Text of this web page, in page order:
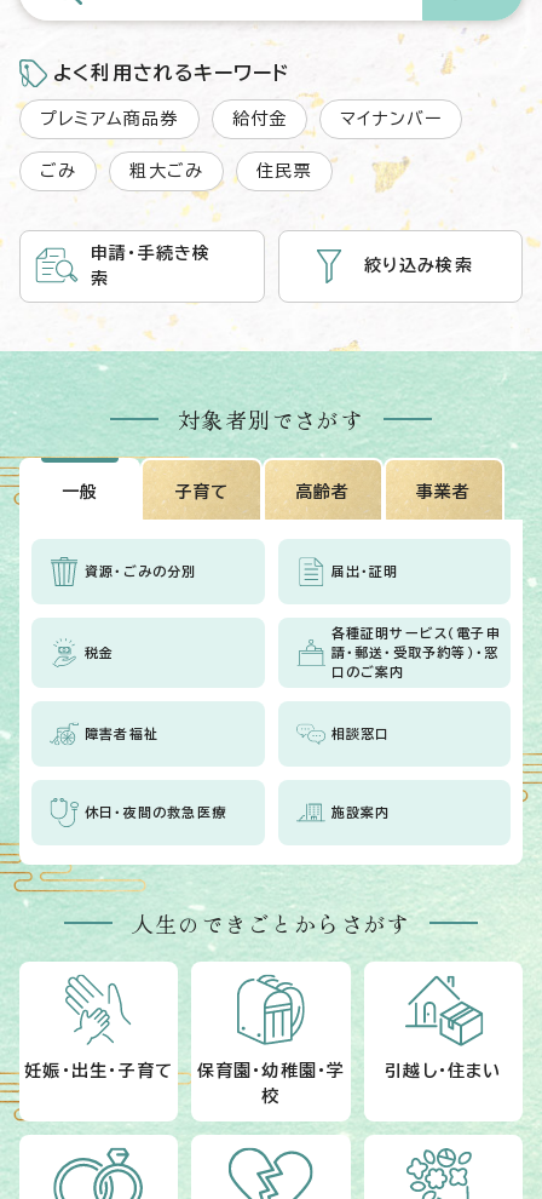
よく利用されるキーワード
プレミアム商品券 給付金 マイナンバー
ごみ 粗大ごみ 住民票
申請・手続き検
索
絞り込み検索
対象者別でさがす
一般 子育て 高齢者 事業者
資源・ごみの分別 届出・証明
税金
各種証明サービス（電子申
請・郵送・受取予約等）・窓
口のご案内
障害者福祉 相談窓口
休日・夜間の救急医療 施設案内
人生のできごとからさがす
妊娠・出生・子育て
保育園・幼稚園・学
校
引越し・住まい